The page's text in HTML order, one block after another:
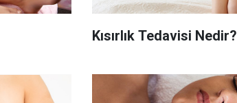
Kısırlık Tedavisi Nedir?